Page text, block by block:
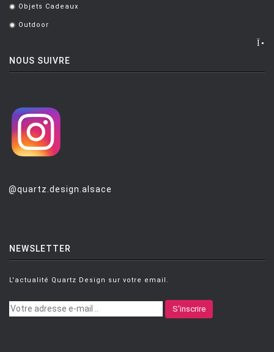
MOLTENI
MOOOI
MOROSO
NEMO
OLUCE
OPINION CIATTI
PETITE FRITURE
. Objets Cadeaux
. Outdoor
NOUS SUIVRE
@quartz.design.alsace
NEWSLETTER
L'actualité Quartz Design sur votre email.
S'inscrire